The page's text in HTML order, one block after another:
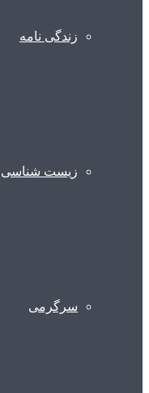
زندگی نامه
زیست شناسی
سرگرمی